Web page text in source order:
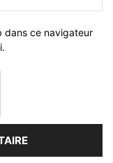
dans ce navigateur